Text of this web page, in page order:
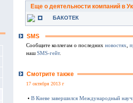
Еще о деятельности компаний в
БАКОТЕК
SMS
Сообщите коллегам о последних новостях
наш SMS-гейт.
Смотрите также
17 октября 2013 г
• В Киеве завершился Международный